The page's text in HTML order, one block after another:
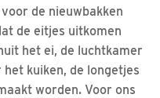
de nieuwbakken
de eitjes uitkomen
het ei, de luchtkamer
kuiken, de longetjes
worden. Voor ons